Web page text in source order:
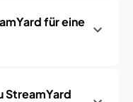
für eine
StreamYard